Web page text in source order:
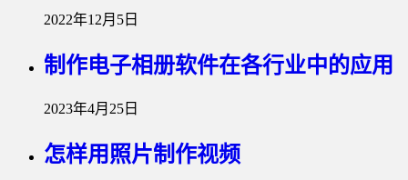
2022年12月5日
制作电子相册软件在各行业中的应用
2023年4月25日
怎样用照片制作视频